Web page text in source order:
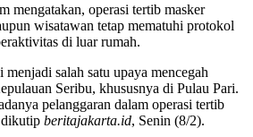
mengatakan, operasi tertib masker
wisatawan tetap mematuhi protokol
di luar rumah.
salah satu upaya mencegah
Seribu, khususnya di Pulau Pari.
pelanggaran dalam operasi tertib
beritajakarta.id, Senin (8/2).